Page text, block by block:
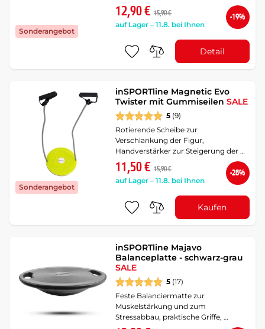
Sonderangebot
12,90 € 15,90 €
auf Lager – 11.8. bei Ihnen
-19%
Detail
Sonderangebot
inSPORTline Magnetic Evo
Twister mit GummiseilenSALE
5 (9)
Rotierende Scheibe zur
Verschlankung der Figur,
Handverstärker zur Steigerung der …
11,50 € 15,90 €
auf Lager – 11.8. bei Ihnen
-28%
Kaufen
inSPORTline Majavo
Balanceplatte - schwarz-grau
SALE
5 (17)
Feste Balanciermatte zur
Muskelstärkung und zum
Stressabbau, praktische Griffe, …